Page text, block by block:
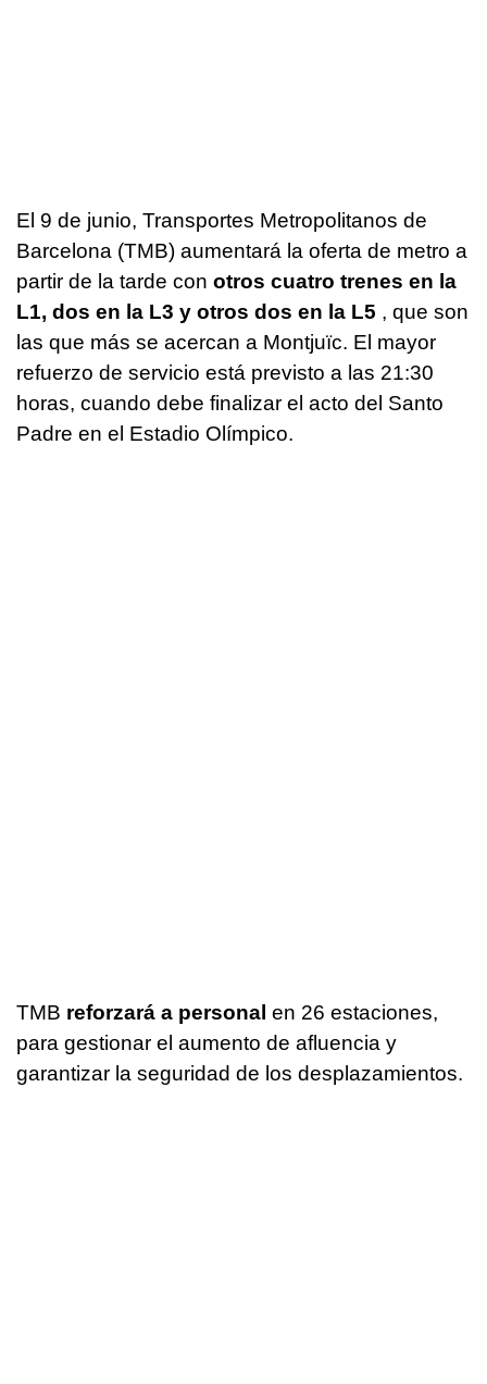
El 9 de junio, Transportes Metropolitanos de
Barcelona (TMB) aumentará la oferta de metro a
partir de la tarde con otros cuatro trenes en la
L1, dos en la L3 y otros dos en la L5 , que son
las que más se acercan a Montjuïc. El mayor
refuerzo de servicio está previsto a las 21:30
horas, cuando debe finalizar el acto del Santo
Padre en el Estadio Olímpico.
TMB reforzará a personal en 26 estaciones,
para gestionar el aumento de afluencia y
garantizar la seguridad de los desplazamientos.